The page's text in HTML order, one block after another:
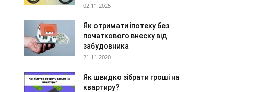
02.11.2025
Як отримати іпотеку без
початкового внеску від
забудовника
21.11.2020
Як швидко зібрати гроші на
квартиру?